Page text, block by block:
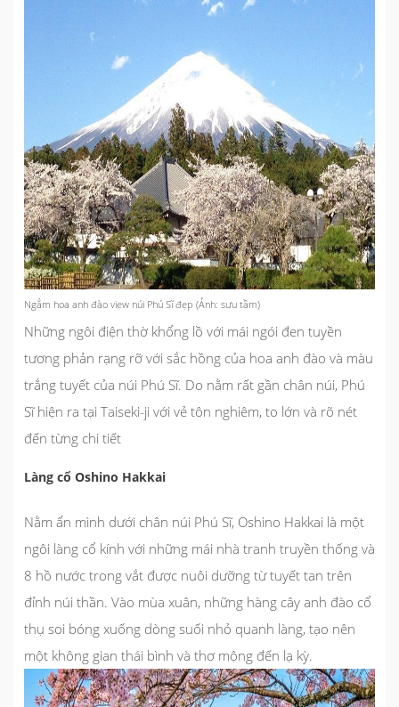
Ngắm hoa anh đào view núi Phú Sĩ đẹp (Ảnh: sưu tầm)
Những ngôi điện thờ khổng lồ với mái ngói đen tuyền
tương phản rạng rỡ với sắc hồng của hoa anh đào và màu
trắng tuyết của núi Phú Sĩ. Do nằm rất gần chân núi, Phú
Sĩ hiện ra tại Taiseki-ji với vẻ tôn nghiêm, to lớn và rõ nét
đến từng chi tiết
Làng cổ Oshino Hakkai
Nằm ẩn mình dưới chân núi Phú Sĩ, Oshino Hakkai là một
ngôi làng cổ kính với những mái nhà tranh truyền thống và
8 hồ nước trong vắt được nuôi dưỡng từ tuyết tan trên
đỉnh núi thần. Vào mùa xuân, những hàng cây anh đào cổ
thụ soi bóng xuống dòng suối nhỏ quanh làng, tạo nên
một không gian thái bình và thơ mộng đến lạ kỳ.